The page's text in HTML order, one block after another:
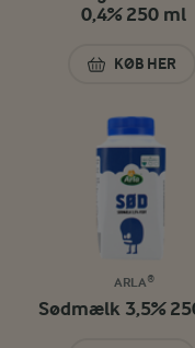
0,4% 250 ml
KØB HER
ARLA®
Sødmælk 3,5%